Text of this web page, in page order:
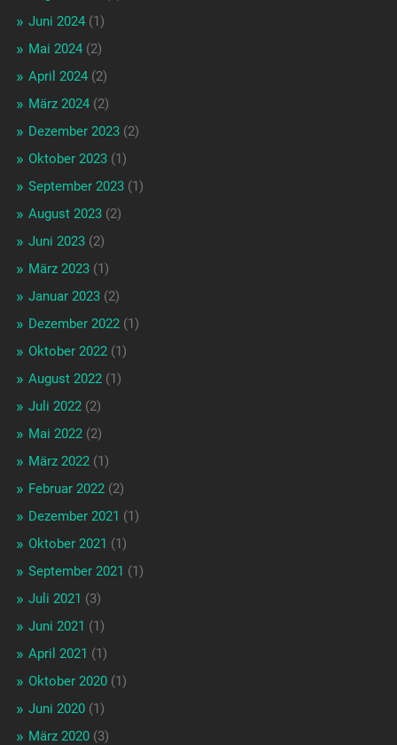
Juni 2024(1)
Mai 2024(2)
April 2024(2)
März 2024(2)
Dezember 2023(2)
Oktober 2023(1)
September 2023(1)
August 2023(2)
Juni 2023(2)
März 2023(1)
Januar 2023(2)
Dezember 2022(1)
Oktober 2022(1)
August 2022(1)
Juli 2022(2)
Mai 2022(2)
März 2022(1)
Februar 2022(2)
Dezember 2021 (1)
Oktober 2021 (1)
September 2021 (1)
Juli 2021 (3)
Juni 2021 (1)
April 2021 (1)
Oktober 2020(1)
Juni 2020(1)
März 2020(3)